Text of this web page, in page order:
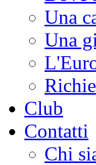
Una
Una
Club
Contatti
Chi